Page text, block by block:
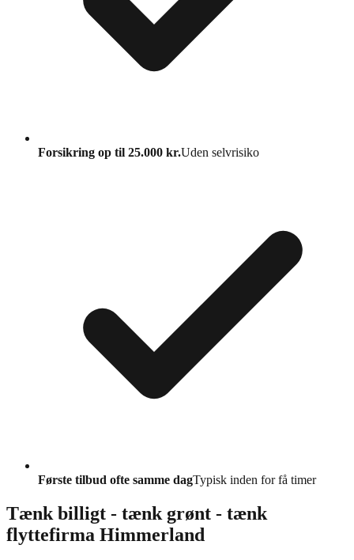
Forsikring op til 25.000 kr.Uden selvrisiko
Første tilbud ofte samme dagTypisk inden for få timer
Tænk billigt - tænk grønt - tænk
flyttefirma Himmerland